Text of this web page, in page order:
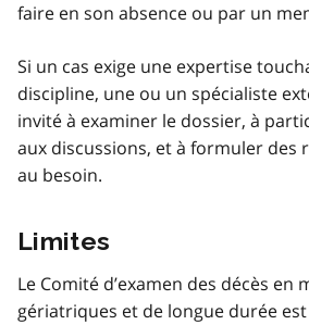
faire en son absence ou par un
Si un cas exige une expertise
discipline, une ou un spécialiste
invité à examiner le dossier, à
aux discussions, et à formuler des
au besoin.
Limites
Le Comité d’examen des décès en
gériatriques et de longue durée